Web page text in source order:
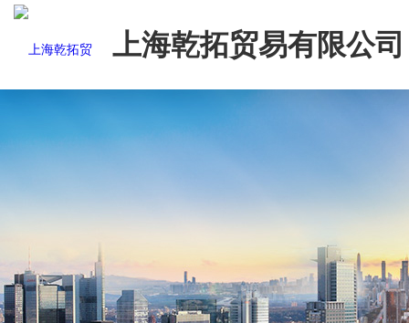
上海乾拓贸易有限公司